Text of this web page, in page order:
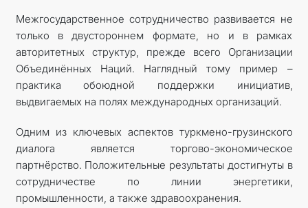
Межгосударственное сотрудничество развивается не
только в двустороннем формате, но и в рамках
авторитетных структур, прежде всего Организации
Объединённых Наций. Наглядный тому пример –
практика обоюдной поддержки инициатив,
выдвигаемых на полях международных организаций.
Одним из ключевых аспектов туркмено-грузинского
диалога является торгово-экономическое
партнёрство. Положительные результаты достигнуты в
сотрудничестве по линии энергетики,
промышленности, а также здравоохранения.